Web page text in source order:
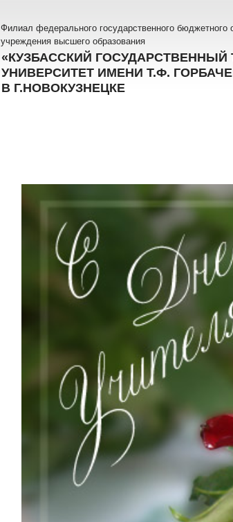
Филиал федерального государственного бюджетного
учреждения высшего образования
«КУЗБАССКИЙ ГОСУДАРСТВЕННЫЙ
УНИВЕРСИТЕТ ИМЕНИ Т.Ф.
В Г.НОВОКУЗНЕЦКЕ